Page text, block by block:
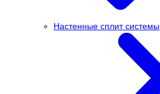
Настенные сплит системы